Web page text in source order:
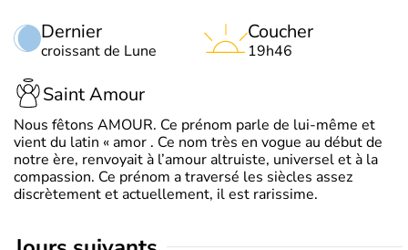
Dernier
croissant de Lune
Coucher
19h46
Saint Amour
Nous fêtons AMOUR. Ce prénom parle de lui-même et
vient du latin « amor . Ce nom très en vogue au début de
notre ère, renvoyait à l’amour altruiste, universel et à la
compassion. Ce prénom a traversé les siècles assez
discrètement et actuellement, il est rarissime.